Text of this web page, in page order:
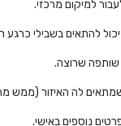
למיקום מרכזי.
להתאים בשבילי כרגע
שרוצה.
לה האיזור (ממש
נוספים באישי.